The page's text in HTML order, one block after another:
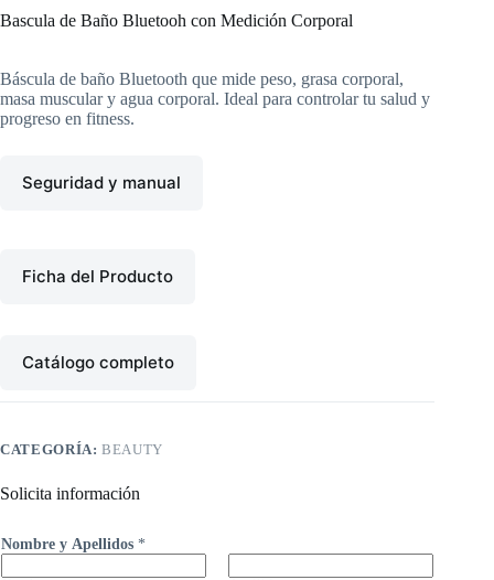
Bascula de Baño Bluetooh con Medición Corporal
Báscula de baño Bluetooth que mide peso, grasa corporal,
masa muscular y agua corporal. Ideal para controlar tu salud y
progreso en fitness.
Seguridad y manual
Ficha del Producto
Catálogo completo
CATEGORÍA:BEAUTY
Solicita información
Nombre y Apellidos *